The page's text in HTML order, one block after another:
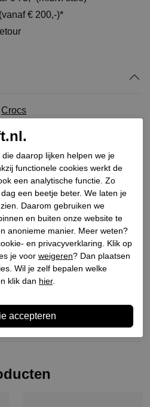
€ 200,-)*
Crocs
Kinder type klompen
Roze
306200004
Rubber
Rubber
Rubber
2.5
daarop lijken helpen we je
functionele cookies werkt de
een analytische functie. Zo
een beetje beter. We laten je
Daarom gebruiken we
en buiten onze website te
anonieme manier. Meer weten?
en privacyverklaring. Klik op
je voor weigeren? Dan plaatsen
Wil je zelf bepalen welke
klik dan hier.